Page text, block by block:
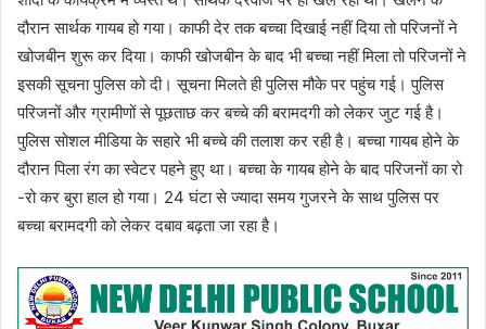
दौरान सार्थक गायब हो गया। काफी देर तक बच्चा दिखाई नहीं दिया तो परिजनों ने
खोजबीन शुरू कर दिया। काफी खोजबीन के बाद भी बच्चा नहीं मिला तो परिजनों ने
इसकी सूचना पुलिस को दी। सूचना मिलते ही पुलिस मौके पर पहुंच गई। पुलिस
परिजनों और ग्रामीणों से पूछताछ कर बच्चे की बरामदगी को लेकर जुट गई है।
पुलिस सोशल मीडिया के सहारे भी बच्चे की तलाश कर रही है। बच्चा गायब होने के
दौरान पिला रंग का स्वेटर पहने हुए था। बच्चा के गायब होने के बाद परिजनों का रो
-रो कर बुरा हाल हो गया। 24 घंटा से ज्यादा समय गुजरने के साथ पुलिस पर
बच्चा बरामदगी को लेकर दबाव बढ़ता जा रहा है।